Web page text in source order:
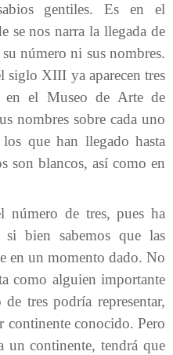
gentiles. Es en el
se nos narra la llegada de
número ni sus nombres.
siglo XIII ya aparecen tres
en el Museo de Arte de
nombres sobre cada uno
que han llegado hasta
son blancos, así como en
número de tres, pues ha
bien sabemos que las
en un momento dado. No
como alguien importante
tres podría representar,
continente conocido. Pero
un continente, tendrá que